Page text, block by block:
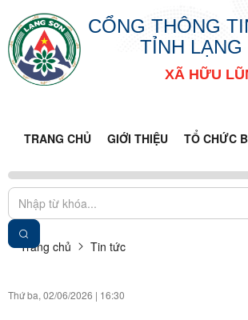
CỔNG THÔNG
TỈNH LẠNG
XÃ HỮU
TRANG CHỦ GIỚI THIỆU TỔ CHỨC
Trang chủ Tin tức
Thứ ba, 02/06/2026 | 16:30